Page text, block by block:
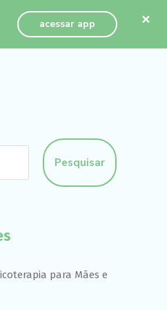
acessar app
Pesquisar
para Mães e
×